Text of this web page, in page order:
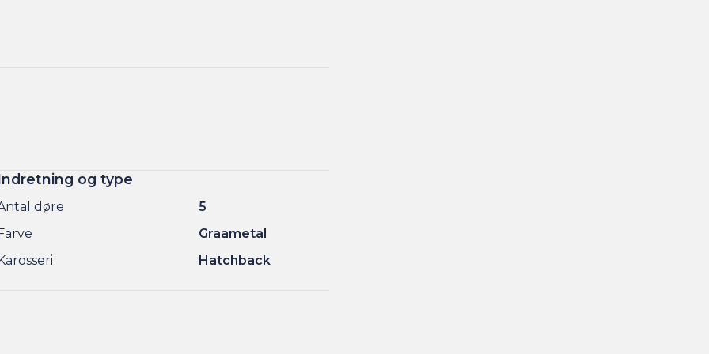
og type
døre
5
Graametal
Hatchback